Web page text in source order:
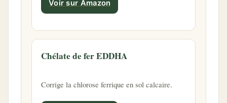
Voir sur Amazon
Chélate de fer EDDHA
Corrige la chlorose ferrique en sol calcaire.